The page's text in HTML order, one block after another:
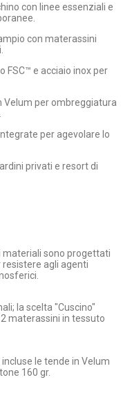
con linee essenziali e
con materassini
FSC™ e acciaio inox per
Velum per ombreggiatura
per agevolare lo
privati e resort di
materiali sono progettati
resistere agli agenti
la scelta "Cuscino"
materassini in tessuto
incluse le tende in Velum
160 gr.